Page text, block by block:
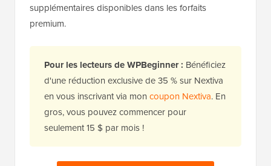
supplémentaires disponibles dans les forfaits
premium.
Pour les lecteurs de WPBeginner : Bénéficiez
d'une réduction exclusive de 35 % sur Nextiva
en vous inscrivant via mon coupon Nextiva. En
gros, vous pouvez commencer pour
seulement 15 $ par mois !